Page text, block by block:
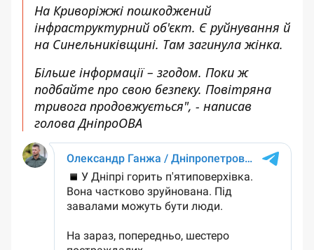
На Криворіжжі пошкоджений
інфраструктурний об'єкт. Є руйнування й
на Синельниківщині. Там загинула жінка.
Більше інформації – згодом. Поки ж
подбайте про свою безпеку. Повітряна
тривога продовжується", - написав
голова ДніпроОВА